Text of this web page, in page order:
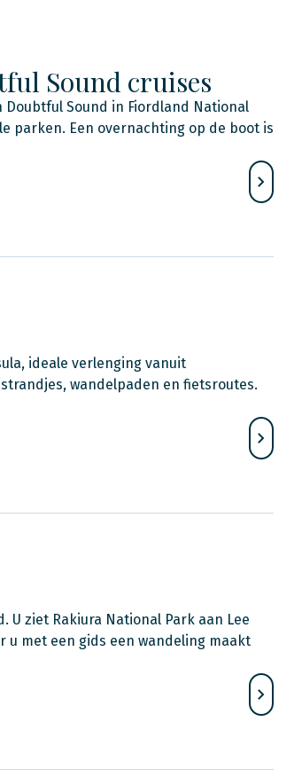
Sound cruises
Sound in Fiordland National
parken. Een overnachting op de boot is
ideale verlenging vanuit
wandelpaden en fietsroutes.
ziet Rakiura National Park aan Lee
u met een gids een wandeling maakt